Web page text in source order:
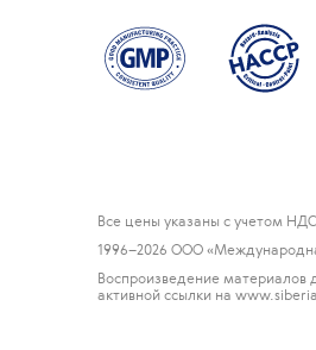
Все цены указаны с учетом НДС
1996–2026 ООО
Воспроизведение материалов
активной ссылки на